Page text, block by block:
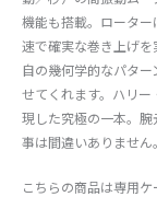
機能も搭載。ロータ
速で確実な巻き上げ
自の幾何学的なパタ
せてくれます。ハリ
現した究極の一本。
事は間違いありません。
こちらの商品は専用